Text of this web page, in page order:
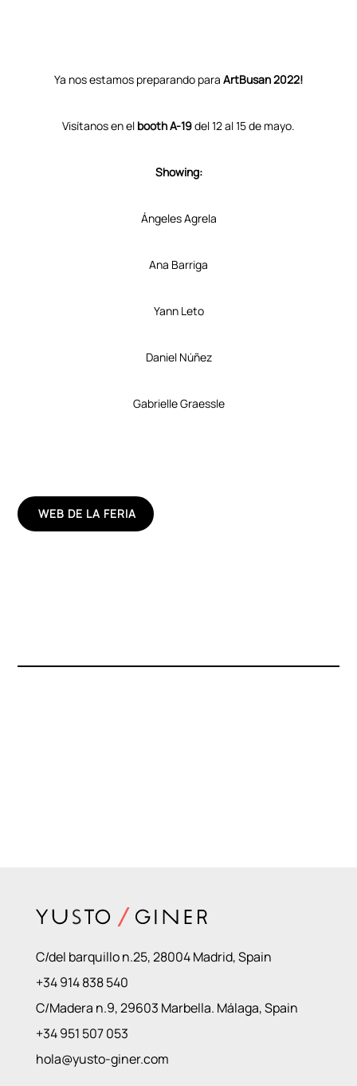
Ya nos estamos preparando para ArtBusan 2022!
Visítanos en el booth A-19del 12 al 15 de mayo.
Showing:
Ángeles Agrela
Ana Barriga
Yann Leto
Daniel Núñez
Gabrielle Graessle
WEB DE LA FERIA
C/del barquillo n.25, 28004 Madrid, Spain
+34 914 838 540
C/Madera n.9, 29603 Marbella. Málaga, Spain
+34 951 507 053
hola@yusto-giner.com